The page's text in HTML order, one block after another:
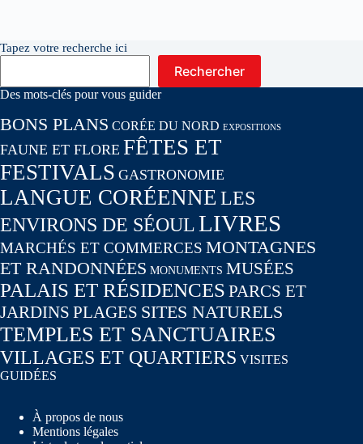
Tapez votre recherche ici
Rechercher
Des mots-clés pour vous guider
BONS PLANS CORÉE DU NORD EXPOSITIONS
FAUNE ET FLORE FÊTES ET
FESTIVALS GASTRONOMIE
LANGUE CORÉENNE LES
ENVIRONS DE SÉOULLIVRES
MARCHÉS ET COMMERCES MONTAGNES
ET RANDONNÉES MONUMENTS MUSÉES
PALAIS ET RÉSIDENCES PARCS ET
JARDINS PLAGES SITES NATURELS
TEMPLES ET SANCTUAIRES
VILLAGES ET QUARTIERS VISITES
GUIDÉES
À propos de nous
Mentions légales